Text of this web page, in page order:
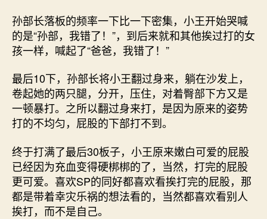
孙部长落板的频率一下比一下密集，小王开始哭喊
的是“孙部，我错了！”，到后来就和其他挨过打的女
孩一样，喊起了“爸爸，我错了！”
最后10下，孙部长将小王翻过身来，躺在沙发上，
卷起她的两只腿，分开，压住，对着臀部下方又是
一顿暴打。之所以翻过身来打，是因为原来的姿势
打的不均匀，屁股的下部打不到。
终于打满了最后30板子，小王原来嫩白可爱的屁股
已经因为充血变得硬梆梆的了，当然，打完的屁股
更可爱。喜欢SP的同好都喜欢看挨打完的屁股，那
都是带着幸灾乐祸的想法看的，当然都喜欢看别人
挨打，而不是自己。